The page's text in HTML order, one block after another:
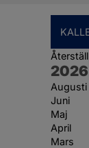
Återställ
År:
2026
Augusti
Juni
Maj
April
Mars